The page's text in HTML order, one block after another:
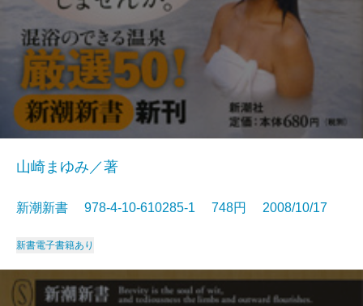
山崎まゆみ／著
新潮新書 978-4-10-610285-1 748円 2008/10/17
新書電子書籍あり